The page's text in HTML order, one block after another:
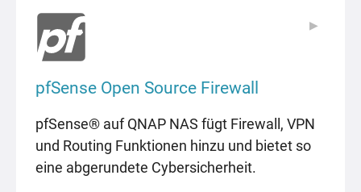
pfSense Open Source Firewall
pfSense® auf QNAP NAS fügt Firewall, VPN
und Routing Funktionen hinzu und bietet so
eine abgerundete Cybersicherheit.
▶